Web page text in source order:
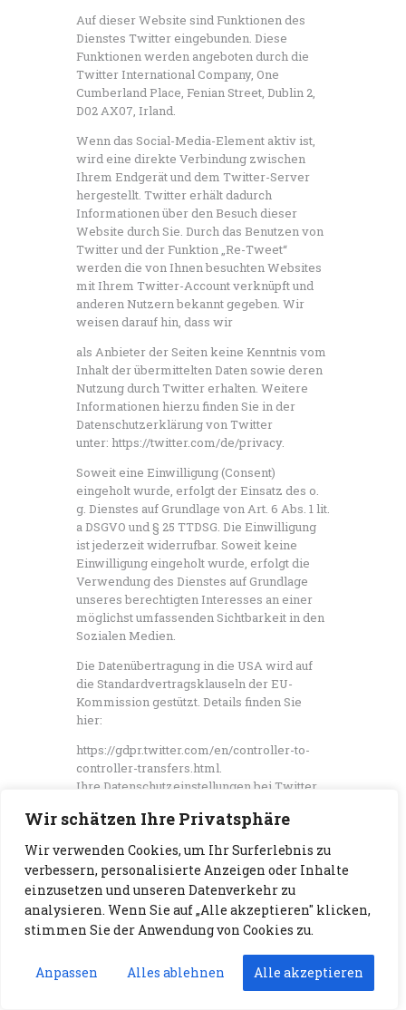
Wir schätzen Ihre Privatsphäre
Wir verwenden Cookies, um Ihr Surferlebnis zu
verbessern, personalisierte Anzeigen oder Inhalte
einzusetzen und unseren Datenverkehr zu
analysieren. Wenn Sie auf „Alle akzeptieren" klicken,
stimmen Sie der Anwendung von Cookies zu.
Anpassen Alles ablehnen Alle akzeptieren
Auf dieser Website sind Funktionen des
Dienstes Twitter eingebunden. Diese
Funktionen werden angeboten durch die
Twitter International Company, One
Cumberland Place, Fenian Street, Dublin 2,
D02 AX07, Irland.
Wenn das Social-Media-Element aktiv ist,
wird eine direkte Verbindung zwischen
Ihrem Endgerät und dem Twitter-Server
hergestellt. Twitter erhält dadurch
Informationen über den Besuch dieser
Website durch Sie. Durch das Benutzen von
Twitter und der Funktion „Re-Tweet“
werden die von Ihnen besuchten Websites
mit Ihrem Twitter-Account verknüpft und
anderen Nutzern bekannt gegeben. Wir
weisen darauf hin, dass wir
als Anbieter der Seiten keine Kenntnis vom
Inhalt der übermittelten Daten sowie deren
Nutzung durch Twitter erhalten. Weitere
Informationen hierzu finden Sie in der
Datenschutzerklärung von Twitter
unter: https://twitter.com/de/privacy.
Soweit eine Einwilligung (Consent)
eingeholt wurde, erfolgt der Einsatz des o.
g. Dienstes auf Grundlage von Art. 6 Abs. 1 lit.
a DSGVO und § 25 TTDSG. Die Einwilligung
ist jederzeit widerrufbar. Soweit keine
Einwilligung eingeholt wurde, erfolgt die
Verwendung des Dienstes auf Grundlage
unseres berechtigten Interesses an einer
möglichst umfassenden Sichtbarkeit in den
Sozialen Medien.
Die Datenübertragung in die USA wird auf
die Standardvertragsklauseln der EU-
Kommission gestützt. Details finden Sie
hier:
https://gdpr.twitter.com/en/controller-to-
controller-transfers.html.
Ihre Datenschutzeinstellungen bei Twitter
unter
https://twitter.com/account/settings ändern.
Instagram
Auf dieser Website sind Funktionen des
Dienstes Instagram eingebunden. Diese
Meta Platforms Ireland Limited, 4 Grand
Canal Square, Grand Canal Harbour, Dublin 2,